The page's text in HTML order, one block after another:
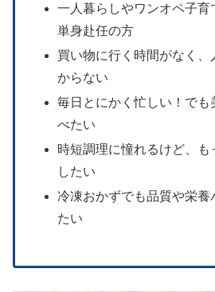
一人暮らしやワンオペ子育
単身赴任の方
買い物に行く時間がなく、
からない
毎日とにかく忙しい！でも
べたい
時短調理に憧れるけど、も
したい
冷凍おかずでも品質や栄養
たい